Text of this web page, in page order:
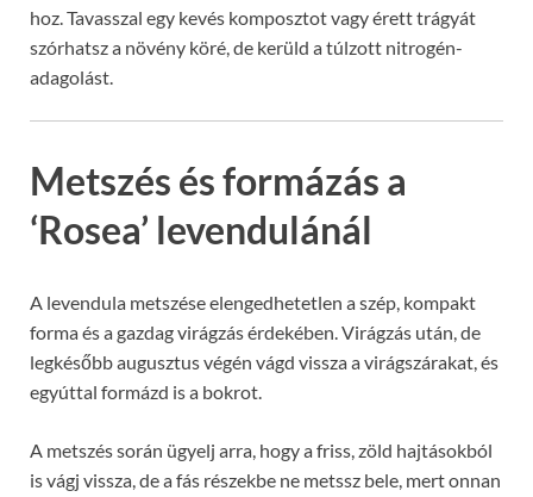
hoz. Tavasszal egy kevés komposztot vagy érett trágyát
szórhatsz a növény köré, de kerüld a túlzott nitrogén-
adagolást.
Metszés és formázás a
‘Rosea’ levendulánál
A levendula metszése elengedhetetlen a szép, kompakt
forma és a gazdag virágzás érdekében. Virágzás után, de
legkésőbb augusztus végén vágd vissza a virágszárakat, és
egyúttal formázd is a bokrot.
A metszés során ügyelj arra, hogy a friss, zöld hajtásokból
is vágj vissza, de a fás részekbe ne metssz bele, mert onnan